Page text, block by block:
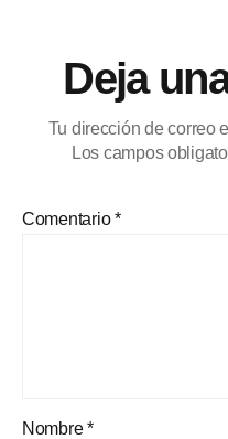
Deja
Tu dirección de correo
Los campos
Comentario*
Nombre*